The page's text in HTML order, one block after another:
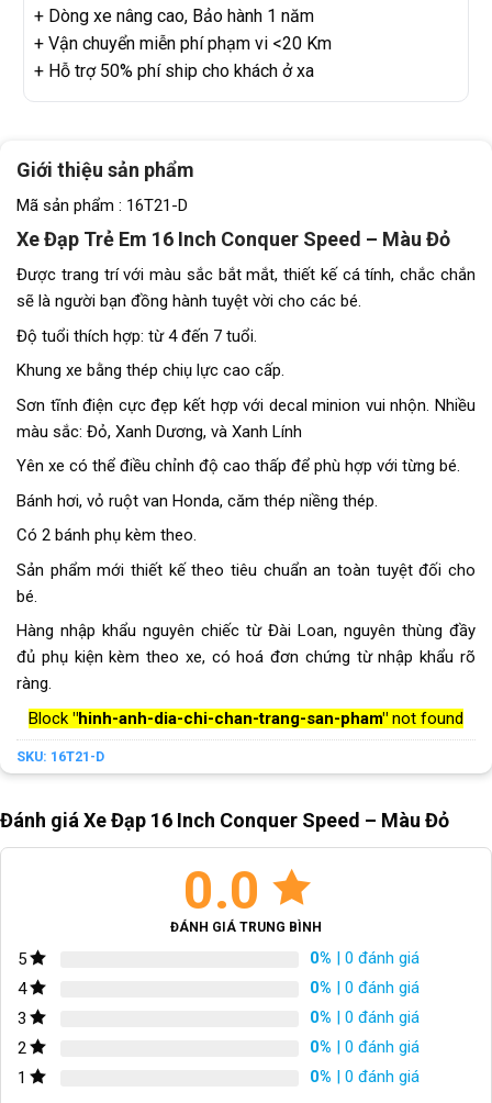
+ Dòng xe nâng cao, Bảo hành 1 năm
+ Vận chuyển miễn phí phạm vi <20 Km
+ Hỗ trợ 50% phí ship cho khách ở xa
Giới thiệu sản phẩm
Mã sản phẩm : 16T21-D
Xe Đạp Trẻ Em 16 Inch Conquer Speed – Màu Đỏ
Được trang trí với màu sắc bắt mắt, thiết kế cá tính, chắc chắn
sẽ là người bạn đồng hành tuyệt vời cho các bé.
Độ tuổi thích hợp: từ 4 đến 7 tuổi.
Khung xe bằng thép chiụ lực cao cấp.
Sơn tĩnh điện cực đẹp kết hợp với decal minion vui nhộn. Nhiều
màu sắc: Đỏ, Xanh Dương, và Xanh Lính
Yên xe có thể điều chỉnh độ cao thấp để phù hợp với từng bé.
Bánh hơi, vỏ ruột van Honda, căm thép niềng thép.
Có 2 bánh phụ kèm theo.
Sản phẩm mới thiết kế theo tiêu chuẩn an toàn tuyệt đối cho
bé.
Hàng nhập khẩu nguyên chiếc từ Đài Loan, nguyên thùng đầy
đủ phụ kiện kèm theo xe, có hoá đơn chứng từ nhập khẩu rõ
ràng.
Block "hinh-anh-dia-chi-chan-trang-san-pham" not found
SKU: 16T21-D
Đánh giá Xe Đạp 16 Inch Conquer Speed – Màu Đỏ
0.0
ĐÁNH GIÁ TRUNG BÌNH
5 0% | 0 đánh giá
4
0% | 0 đánh giá
3
0% | 0 đánh giá
2
0% | 0 đánh giá
1
0% | 0 đánh giá